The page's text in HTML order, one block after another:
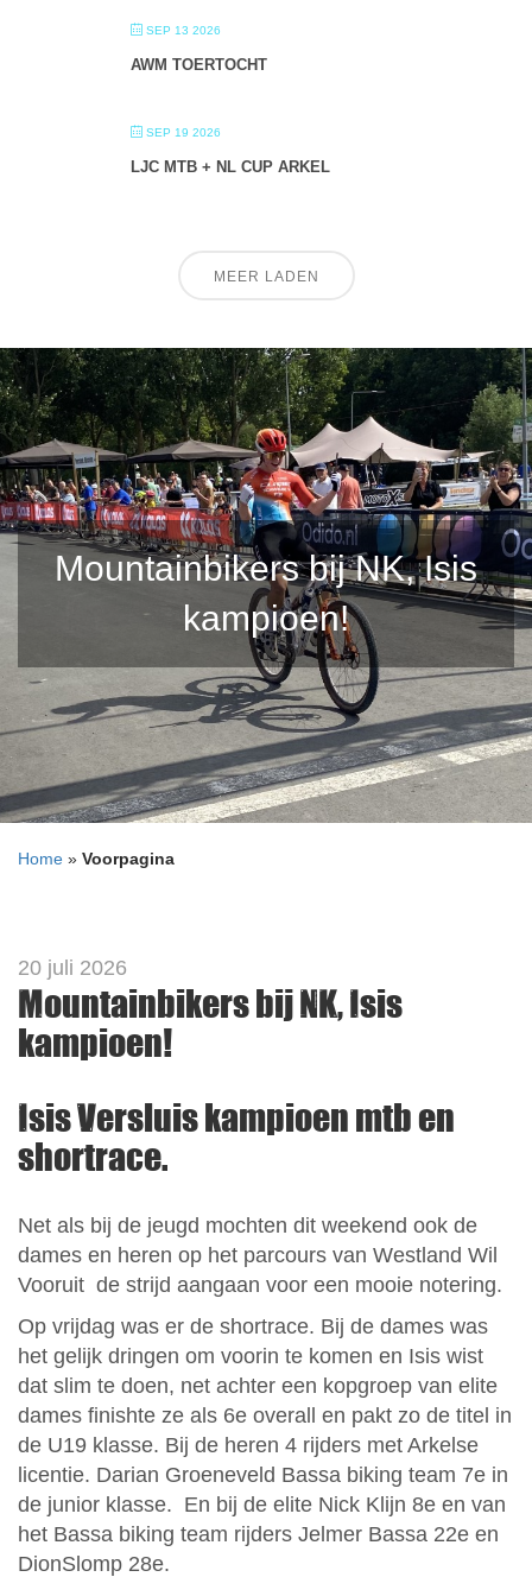
SEP 13 2026
AWM TOERTOCHT
SEP 19 2026
LJC MTB + NL CUP ARKEL
MEER LADEN
Mountainbikers bij NK, Isis
kampioen!
Home » Voorpagina
20 juli 2026
Mountainbikers bij NK, Isis
kampioen!
Isis Versluis kampioen mtb en
shortrace.
Net als bij de jeugd mochten dit weekend ook de
dames en heren op het parcours van Westland Wil
Vooruit de strijd aangaan voor een mooie notering.
Op vrijdag was er de shortrace. Bij de dames was
het gelijk dringen om voorin te komen en Isis wist
dat slim te doen, net achter een kopgroep van elite
dames finishte ze als 6e overall en pakt zo de titel in
de U19 klasse. Bij de heren 4 rijders met Arkelse
licentie. Darian Groeneveld Bassa biking team 7e in
de junior klasse. En bij de elite Nick Klijn 8e en van
het Bassa biking team rijders Jelmer Bassa 22e en
DionSlomp 28e.